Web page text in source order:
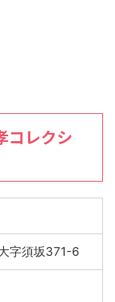
コレクシ
字須坂371-6